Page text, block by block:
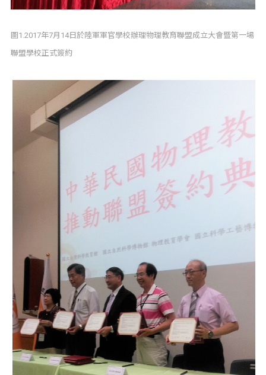
圖1.2017年7月14日於陸軍軍官學校辦理物理教育聯盟成立大會暨第一場
聯盟學校正式簽約